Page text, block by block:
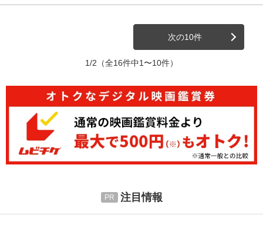
次の10件
1/2 （全16件中1〜10件）
注目情報